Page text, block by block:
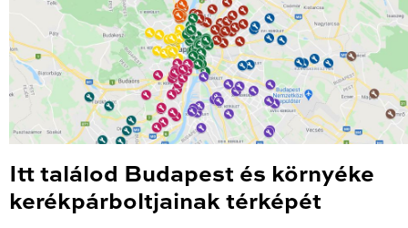
Itt találod Budapest és környéke
kerékpárboltjainak térképét